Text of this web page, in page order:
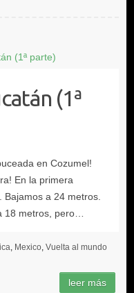
(1ª
Mexico Vuelta al mundo